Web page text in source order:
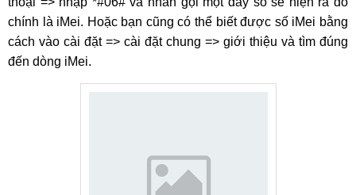
chính là iMei. Hoặc bạn cũng có thể biết được số iMei bằng
cách vào cài đặt => cài đặt chung => giới thiệu và tìm đúng
đến dòng iMei.